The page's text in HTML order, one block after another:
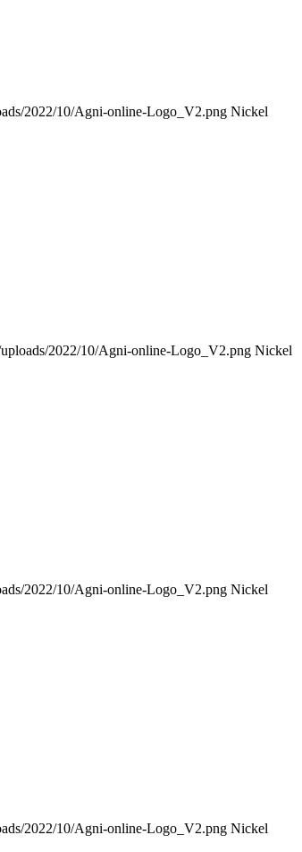
2022/10/Agni-online-Logo_V2.png Nickel
2022/10/Agni-online-Logo_V2.png Nickel
2022/10/Agni-online-Logo_V2.png Nickel
2022/10/Agni-online-Logo_V2.png Nickel